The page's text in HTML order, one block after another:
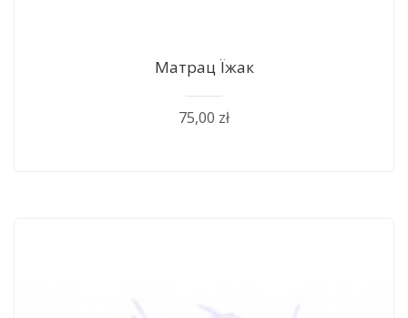
Матрац Їжак
75,00 zł